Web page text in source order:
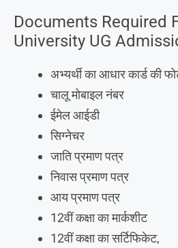
Documents Required
University UG
अभ्यर्थी का आधार कार्ड की
चालू मोबाइल नंबर
ईमेल आईडी
सिग्नेचर
जाति प्रमाण पत्र
निवास प्रमाण पत्र
आय प्रमाण पत्र
12वीं कक्षा का मार्कशीट
12वीं कक्षा का सर्टिफिकेट,